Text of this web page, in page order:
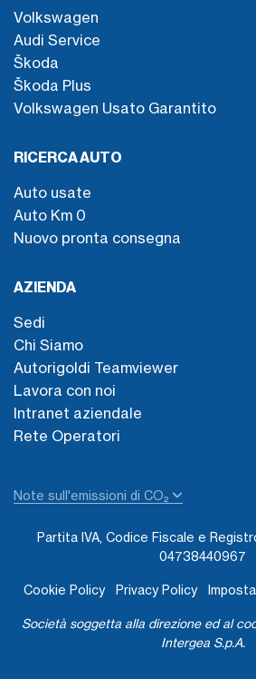
Volkswagen
Audi Service
Škoda
Škoda Plus
Volkswagen Usato Garantito
RICERCA AUTO
Auto usate
Auto Km 0
Nuovo pronta consegna
AZIENDA
Sedi
Chi Siamo
Autorigoldi Teamviewer
Lavora con noi
Intranet aziendale
Rete Operatori
Note sull'emissioni di CO₂
Partita IVA, Codice Fiscale e
04738440967
Cookie Policy Privacy Policy
Società soggetta alla direzione ed al
Intergea S.p.A.